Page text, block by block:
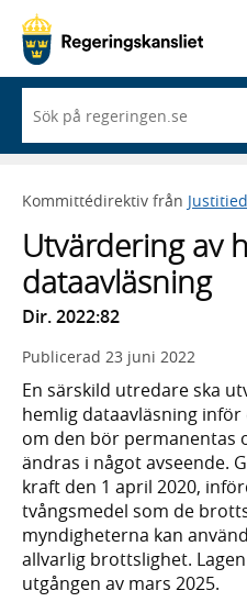
du
börjar
skriva
framträder
lista
med
sökförslag
Kommittédirektiv från
Utvärdering av
dataavläsning
Dir. 2022:82
Publicerad 23 juni 2022
En särskild utredare ska
hemlig dataavläsning
om den bör permanentas
ändras i något avseende.
kraft den 1 april 2020,
tvångsmedel som de
myndigheterna kan
allvarlig brottslighet.
utgången av mars 2025.